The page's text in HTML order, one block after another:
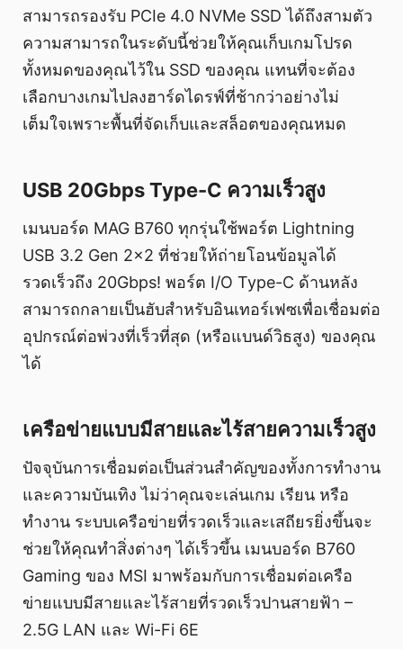
สามารถรองรับ PCIe 4.0 NVMe SSD ได้ถึงสามตัว
ความสามารถในระดับนี้ช่วยให้คุณเก็บเกมโปรด
ทั้งหมดของคุณไว้ใน SSD ของคุณ แทนที่จะต้อง
เลือกบางเกมไปลงฮาร์ดไดรฟ์ที่ช้ากว่าอย่างไม่
เต็มใจเพราะพื้นที่จัดเก็บและสล็อตของคุณหมด
USB 20Gbps Type-C ความเร็วสูง
เมนบอร์ด MAG B760 ทุกรุ่นใช้พอร์ต Lightning
USB 3.2 Gen 2x2 ที่ช่วยให้ถ่ายโอนข้อมูลได้
รวดเร็วถึง 20Gbps! พอร์ต I/O Type-C ด้านหลัง
สามารถกลายเป็นฮับสำหรับอินเทอร์เฟซเพื่อเชื่อมต่อ
อุปกรณ์ต่อพ่วงที่เร็วที่สุด (หรือแบนด์วิธสูง) ของคุณ
ได้
เครือข่ายแบบมีสายและไร้สายความเร็วสูง
ปัจจุบันการเชื่อมต่อเป็นส่วนสำคัญของทั้งการทำงาน
และความบันเทิง ไม่ว่าคุณจะเล่นเกม เรียน หรือ
ทำงาน ระบบเครือข่ายที่รวดเร็วและเสถียรยิ่งขึ้นจะ
ช่วยให้คุณทำสิ่งต่างๆ ได้เร็วขึ้น เมนบอร์ด B760
Gaming ของ MSI มาพร้อมกับการเชื่อมต่อเครือ
ข่ายแบบมีสายและไร้สายที่รวดเร็วปานสายฟ้า –
2.5G LAN และ Wi-Fi 6E